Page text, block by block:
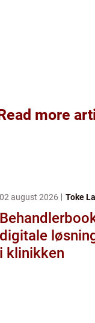
more
02 august 2026 Toke
digitale
i klinikken